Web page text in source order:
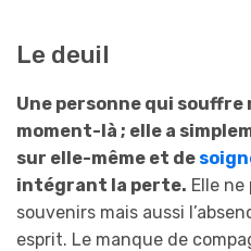
Le deuil
Une personne qui souffre
moment-là ; elle a
sur elle-même et de
intégrant la perte. Elle
souvenirs mais aussi
esprit. Le manque de